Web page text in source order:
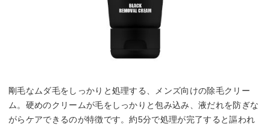
剛毛なムダ毛をしっかりと処理する、メンズ向けの除毛クリー
ム。硬めのクリームが毛をしっかりと包み込み、液だれを防ぎな
がらケアできるのが特徴です。約5分で処理が完了すると謳われ